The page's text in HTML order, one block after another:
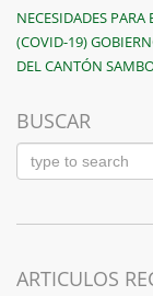
entradas
Next
Post
NECESIDADES
(COVID-19)
DEL CANTÓN
BUSCAR
ARTICULOS